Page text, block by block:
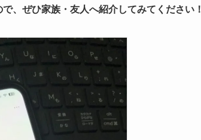
、ぜひ家族・友人へ紹介してみてください！